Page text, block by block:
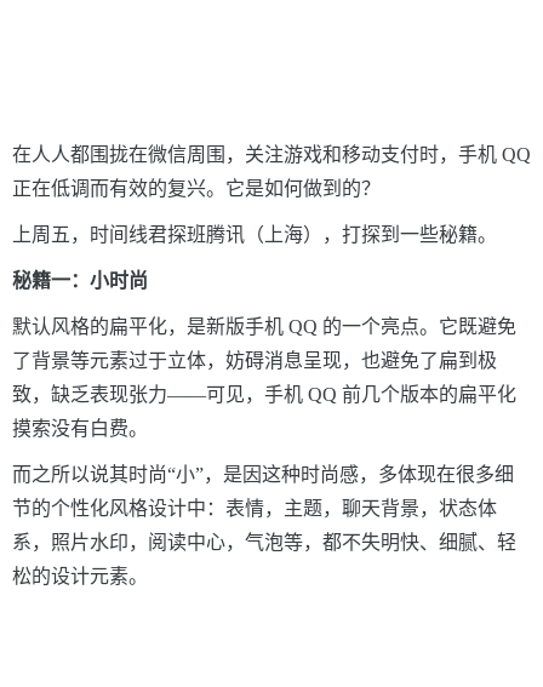
在人人都围拢在微信周围，关注游戏和移动支付时，手机 QQ
正在低调而有效的复兴。它是如何做到的？
上周五，时间线君探班腾讯（上海），打探到一些秘籍。
秘籍一：小时尚
默认风格的扁平化，是新版手机 QQ 的一个亮点。它既避免
了背景等元素过于立体，妨碍消息呈现，也避免了扁到极
致，缺乏表现张力——可见，手机 QQ 前几个版本的扁平化
摸索没有白费。
而之所以说其时尚“小”，是因这种时尚感，多体现在很多细
节的个性化风格设计中：表情，主题，聊天背景，状态体
系，照片水印，阅读中心，气泡等，都不失明快、细腻、轻
松的设计元素。